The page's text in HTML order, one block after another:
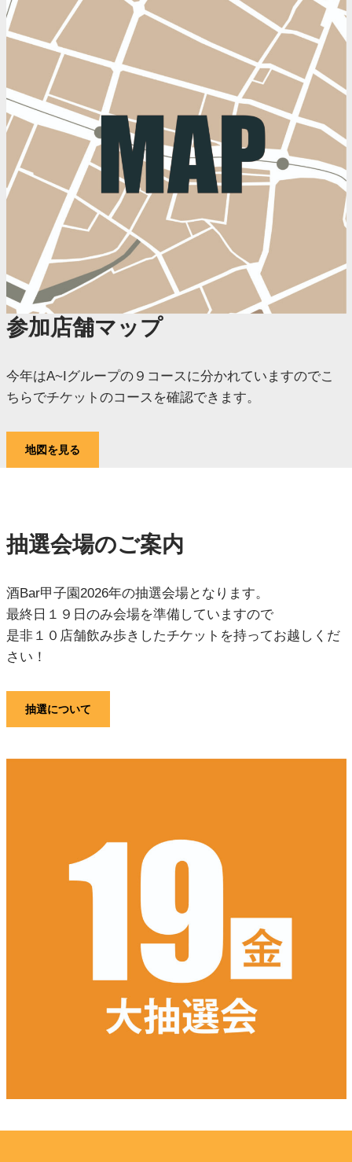
参加店舗マップ
今年はA~Iグループの９コースに分かれていますのでこ
ちらでチケットのコースを確認できます。
地図を見る
抽選会場のご案内
酒Bar甲子園2026年の抽選会場となります。
最終日１９日のみ会場を準備していますので
是非１０店舗飲み歩きしたチケットを持ってお越しくだ
さい！
抽選について